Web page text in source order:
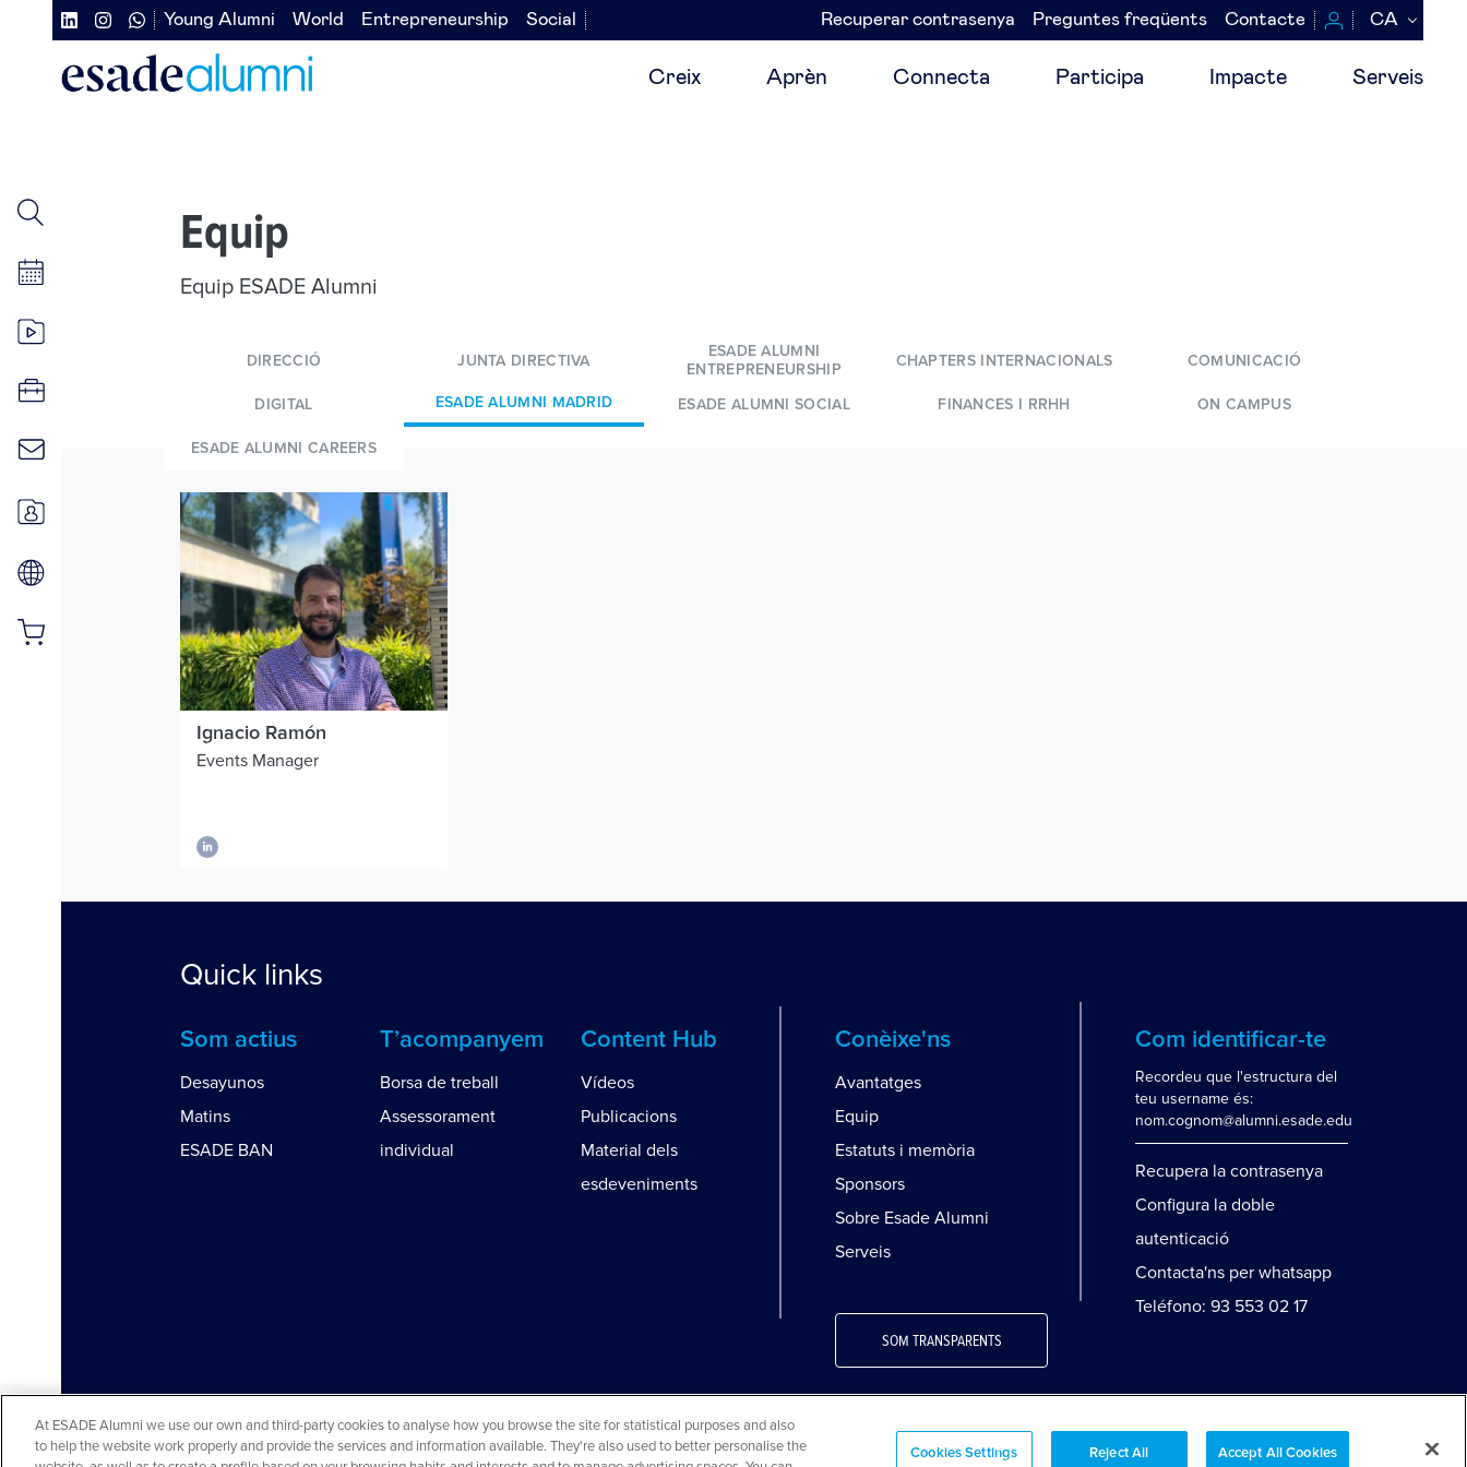
Navegación
secundaria
redes
Navegación
secundaria
izquierda
Young Alumni World Entrepreneurship Social
Navegación
secundaria
Recuperar contrasenya Preguntes freqüents Contacte CA
Creix Aprèn Connecta Participa Impacte Serveis
Equip
Equip ESADE Alumni
DIRECCIÓ JUNTA DIRECTIVA
ESADE ALUMNI
ENTREPRENEURSHIP
CHAPTERS INTERNACIONALS COMUNICACIÓ
DIGITAL ESADE ALUMNI MADRID ESADE ALUMNI SOCIAL FINANCES I RRHH ON CAMPUS
ESADE ALUMNI CAREERS
Ignacio Ramón
Events Manager
Quick links
Som actius
Desayunos
Matins
ESADE BAN
T’acompanyem
Borsa de treball
Assessorament
individual
Content Hub
Vídeos
Publicacions
Material dels
esdeveniments
Conèixe'ns
Avantatges
Equip
Estatuts i memòria
Sponsors
Sobre Esade Alumni
Serveis
SOM TRANSPARENTS
Com identificar-te
Recordeu que l'estructura del
teu username és:
nom.cognom@alumni.esade.edu
Recupera la contrasenya
Configura la doble
autenticació
Contacta'ns per whatsapp
Teléfono: 93 553 02 17
Aviso legal y política de privacidad Avís cookies FAQs Mapa web
At ESADE Alumni we use our own and third-party cookies to analyse how you browse the site for statistical purposes and also
to help the website work properly and provide the services and information available. They're also used to better personalise the
Cookies Settings Reject All Accept All Cookies